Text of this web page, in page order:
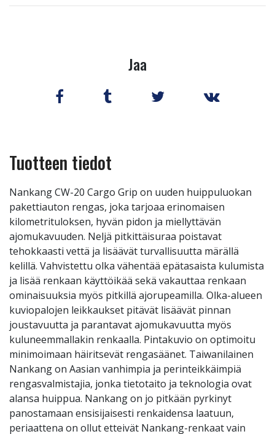
Jaa
Tuotteen tiedot
Nankang CW-20 Cargo Grip on uuden huippuluokan
pakettiauton rengas, joka tarjoaa erinomaisen
kilometrituloksen, hyvän pidon ja miellyttävän
ajomukavuuden. Neljä pitkittäisuraa poistavat
tehokkaasti vettä ja lisäävät turvallisuutta märällä
kelillä. Vahvistettu olka vähentää epätasaista kulumista
ja lisää renkaan käyttöikää sekä vakauttaa renkaan
ominaisuuksia myös pitkillä ajorupeamilla. Olka-alueen
kuviopalojen leikkaukset pitävät lisäävät pinnan
joustavuutta ja parantavat ajomukavuutta myös
kuluneemmallakin renkaalla. Pintakuvio on optimoitu
minimoimaan häiritsevät rengasäänet. Taiwanilainen
Nankang on Aasian vanhimpia ja perinteikkäimpiä
rengasvalmistajia, jonka tietotaito ja teknologia ovat
alansa huippua. Nankang on jo pitkään pyrkinyt
panostamaan ensisijaisesti renkaidensa laatuun,
periaattena on ollut etteivät Nankang-renkaat vain